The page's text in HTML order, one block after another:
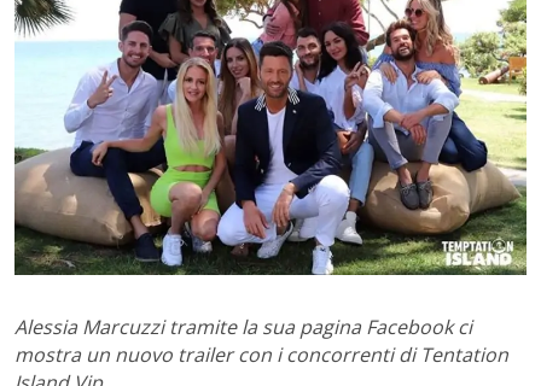
Alessia Marcuzzi tramite la sua pagina Facebook ci
mostra un nuovo trailer con i concorrenti di Tentation